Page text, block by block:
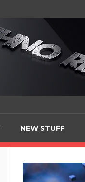
NEW STUFF